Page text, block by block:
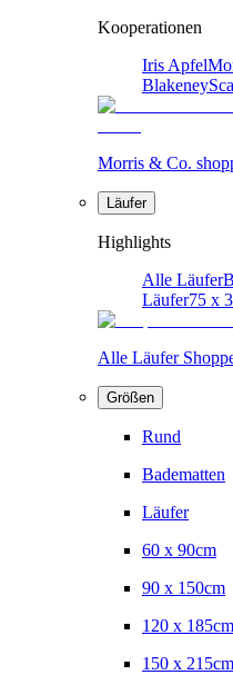
Kooperationen
Iris Apfel
Blakeney
Morris & Co.
Läufer
Highlights
Alle Läufer
Läufer75 x
Alle Läufer
Größen
Rund
Badematten
Läufer
60 x 90cm
90 x 150cm
120 x 185cm
150 x 215cm